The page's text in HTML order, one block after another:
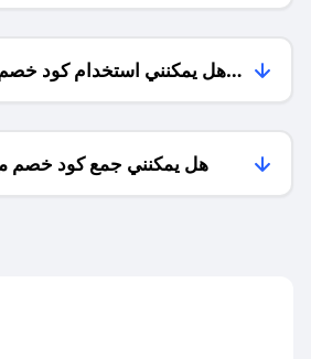
هل يمكنني استخدام كود
هل يمكنني جمع كود خصم